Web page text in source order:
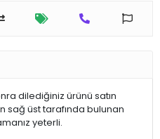
dilediğiniz ürünü satın
sağ üst tarafında bulunan
yeterli.